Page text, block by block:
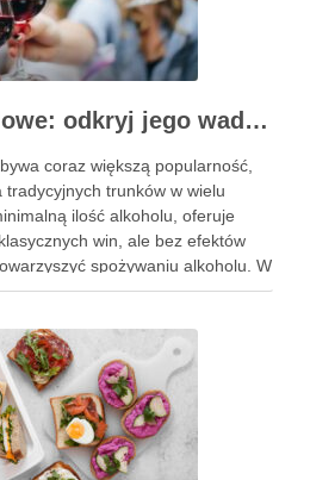
Wino bezalkoholowe: odkryj jego wady i zalety
coraz większą popularność,
trunków w wielu
ilość alkoholu, oferuje
win, ale bez efektów
spożywaniu alkoholu. W
zdrowotnej, wiele osób